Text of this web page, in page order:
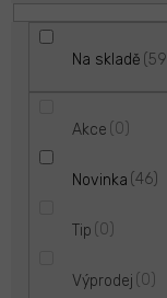
Na skladě 59
Akce 0
Novinka 46
Tip 0
Výprodej 0